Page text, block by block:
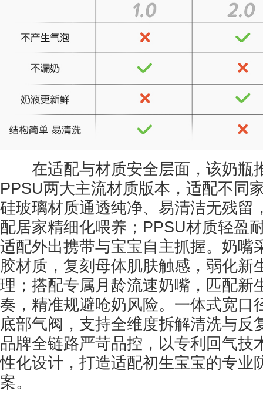
在适配与材质安全层面，该奶瓶
PPSU两大主流材质版本，适配不同
硅玻璃材质通透纯净、易清洁无残留
配居家精细化喂养；PPSU材质轻盈
适配外出携带与宝宝自主抓握。奶嘴
胶材质，复刻母体肌肤触感，弱化新
理；搭配专属月龄流速奶嘴，匹配新
奏，精准规避呛奶风险。一体式宽口
底部气阀，支持全维度拆解清洗与反
品牌全链路严苛品控，以专利回气技
性化设计，打造适配初生宝宝的专业
案。